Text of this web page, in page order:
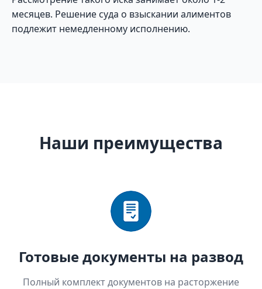
месяцев. Решение суда о взыскании алиментов
подлежит немедленному исполнению.
Наши преимущества
Готовые документы на развод
Полный комплект документов на расторжение